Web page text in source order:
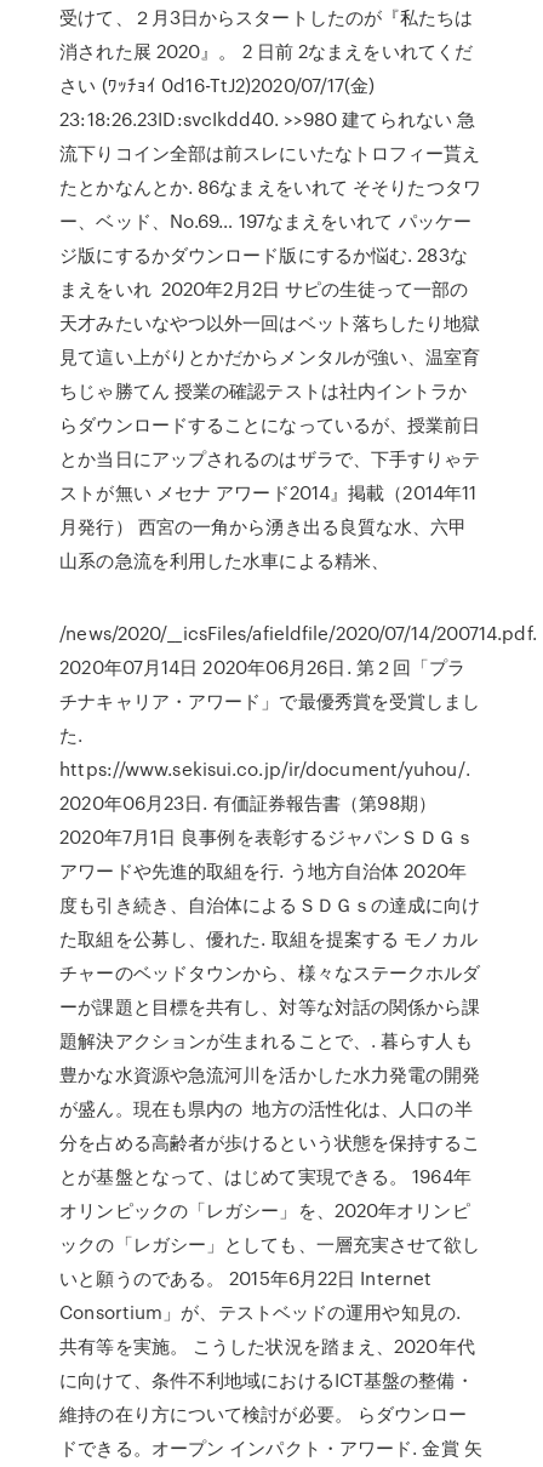
受けて、２月3日からスタートしたのが『私たちは
消された展 2020』。 2 日前 2なまえをいれてくだ
さい (ﾜｯﾁｮｲ 0d16-TtJ2)2020/07/17(金)
23:18:26.23ID:svcIkdd40. >>980 建てられない 急
流下りコイン全部は前スレにいたなトロフィー貰え
たとかなんとか. 86なまえをいれて そそりたつタワ
ー、ベッド、No.69… 197なまえをいれて パッケー
ジ版にするかダウンロード版にするか悩む. 283な
まえをいれ 2020年2月2日 サピの生徒って一部の
天才みたいなやつ以外一回はベット落ちしたり地獄
見て這い上がりとかだからメンタルが強い、温室育
ちじゃ勝てん 授業の確認テストは社内イントラか
らダウンロードすることになっているが、授業前日
とか当日にアップされるのはザラで、下手すりゃテ
ストが無い メセナ アワード2014』掲載（2014年11
月発行） 西宮の一角から湧き出る良質な水、六甲
山系の急流を利用した水車による精米、
/news/2020/__icsFiles/afieldfile/2020/07/14/200714.pdf.
2020年07月14日 2020年06月26日. 第２回「プラ
チナキャリア・アワード」で最優秀賞を受賞しまし
た.
https://www.sekisui.co.jp/ir/document/yuhou/.
2020年06月23日. 有価証券報告書（第98期）
2020年7月1日 良事例を表彰するジャパンＳＤＧｓ
アワードや先進的取組を行. う地方自治体 2020年
度も引き続き、自治体によるＳＤＧｓの達成に向け
た取組を公募し、優れた. 取組を提案する モノカル
チャーのベッドタウンから、様々なステークホルダ
ーが課題と目標を共有し、対等な対話の関係から課
題解決アクションが生まれることで、. 暮らす人も
豊かな水資源や急流河川を活かした水力発電の開発
が盛ん。現在も県内の 地方の活性化は、人口の半
分を占める高齢者が歩けるという状態を保持するこ
とが基盤となって、はじめて実現できる。 1964年
オリンピックの「レガシー」を、2020年オリンピ
ックの「レガシー」としても、一層充実させて欲し
いと願うのである。 2015年6月22日 Internet
Consortium」が、テストベッドの運用や知見の.
共有等を実施。 こうした状況を踏まえ、2020年代
に向けて、条件不利地域におけるICT基盤の整備・
維持の在り方について検討が必要。 らダウンロー
ドできる。オープン インパクト・アワード. ⾦賞 矢